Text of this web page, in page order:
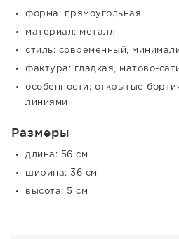
форма: прямоугольная
материал: металл
стиль: современный,
фактура: гладкая, матово-
особенности: открытые
линиями
Размеры
длина: 56 см
ширина: 36 см
высота: 5 см